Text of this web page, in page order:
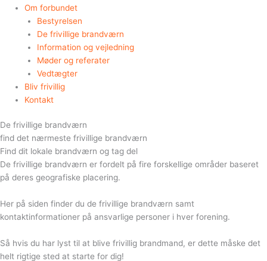
Om forbundet
Bestyrelsen
De frivillige brandværn
Information og vejledning
Møder og referater
Vedtægter
Bliv frivillig
Kontakt
De frivillige brandværn
find det nærmeste frivillige brandværn
Find dit lokale brandværn og tag del
De frivillige brandværn er fordelt på fire forskellige områder baseret
på deres geografiske placering.
Her på siden finder du de frivillige brandværn samt
kontaktinformationer på ansvarlige personer i hver forening.
Så hvis du har lyst til at blive frivillig brandmand, er dette måske det
helt rigtige sted at starte for dig!